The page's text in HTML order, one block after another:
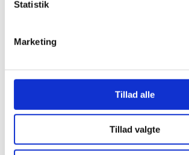
Statistik
Marketing
Tillad alle
Tillad valgte